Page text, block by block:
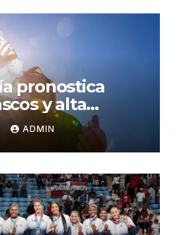
pronostica
y alta
de polvo del
sábado
ADMIN